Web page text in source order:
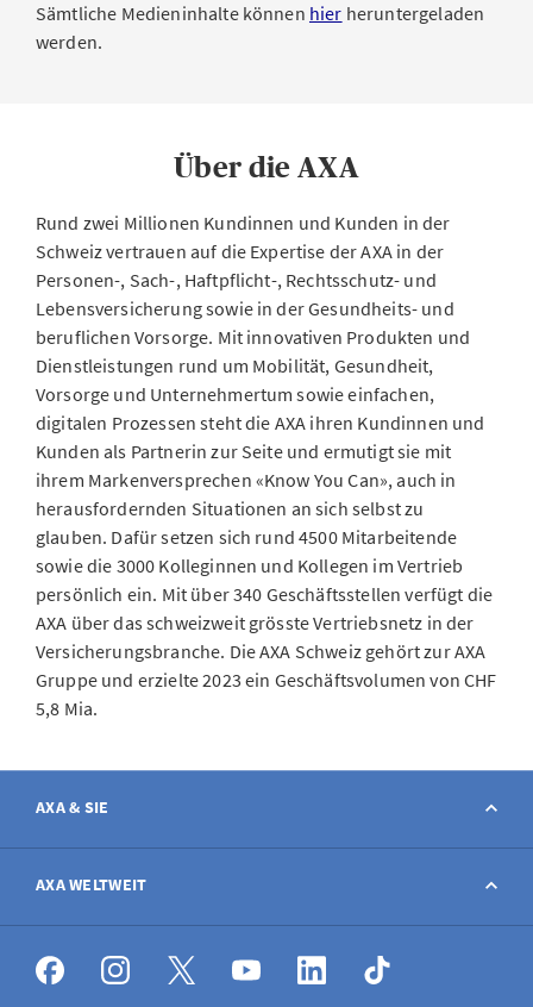
Sämtliche Medieninhalte können hier heruntergeladen
werden.
Über die AXA
Rund zwei Millionen Kundinnen und Kunden in der
Schweiz vertrauen auf die Expertise der AXA in der
Personen-, Sach-, Haftpflicht-, Rechtsschutz- und
Lebensversicherung sowie in der Gesundheits- und
beruflichen Vorsorge. Mit innovativen Produkten und
Dienstleistungen rund um Mobilität, Gesundheit,
Vorsorge und Unternehmertum sowie einfachen,
digitalen Prozessen steht die AXA ihren Kundinnen und
Kunden als Partnerin zur Seite und ermutigt sie mit
ihrem Markenversprechen «Know You Can», auch in
herausfordernden Situationen an sich selbst zu
glauben. Dafür setzen sich rund 4500 Mitarbeitende
sowie die 3000 Kolleginnen und Kollegen im Vertrieb
persönlich ein. Mit über 340 Geschäftsstellen verfügt die
AXA über das schweizweit grösste Vertriebsnetz in der
Versicherungsbranche. Die AXA Schweiz gehört zur AXA
Gruppe und erzielte 2023 ein Geschäftsvolumen von CHF
5,8 Mia.
AXA & SIE
Kontakt
Schaden melden
AXA WELTWEIT
AXA weltweit